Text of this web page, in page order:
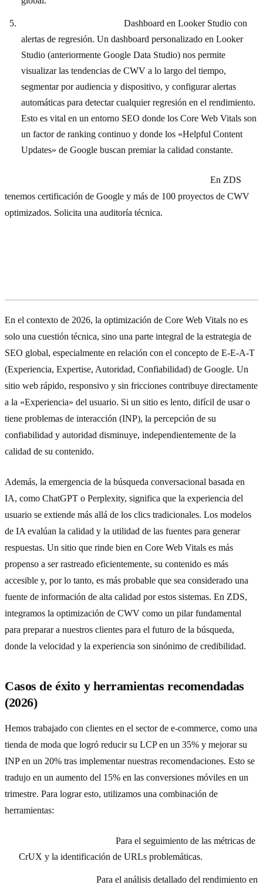
Dashboard en Looker Studio con
alertas de regresión. Un dashboard personalizado en Looker
Studio (anteriormente Google Data Studio) nos permite
visualizar las tendencias de CWV a lo largo del tiempo,
segmentar por audiencia y dispositivo, y configurar alertas
automáticas para detectar cualquier regresión en el rendimiento.
Esto es vital en un entorno SEO donde los Core Web Vitals son
un factor de ranking continuo y donde los «Helpful Content
Updates» de Google buscan premiar la calidad constante.
En ZDS
tenemos certificación de Google y más de 100 proyectos de CWV
optimizados. Solicita una auditoría técnica.
En el contexto de 2026, la optimización de Core Web Vitals no es
solo una cuestión técnica, sino una parte integral de la estrategia de
SEO global, especialmente en relación con el concepto de E-E-A-T
(Experiencia, Expertise, Autoridad, Confiabilidad) de Google. Un
sitio web rápido, responsivo y sin fricciones contribuye directamente
a la «Experiencia» del usuario. Si un sitio es lento, difícil de usar o
tiene problemas de interacción (INP), la percepción de su
confiabilidad y autoridad disminuye, independientemente de la
calidad de su contenido.
Además, la emergencia de la búsqueda conversacional basada en
IA, como ChatGPT o Perplexity, significa que la experiencia del
usuario se extiende más allá de los clics tradicionales. Los modelos
de IA evalúan la calidad y la utilidad de las fuentes para generar
respuestas. Un sitio que rinde bien en Core Web Vitals es más
propenso a ser rastreado eficientemente, su contenido es más
accesible y, por lo tanto, es más probable que sea considerado una
fuente de información de alta calidad por estos sistemas. En ZDS,
integramos la optimización de CWV como un pilar fundamental
para preparar a nuestros clientes para el futuro de la búsqueda,
donde la velocidad y la experiencia son sinónimo de credibilidad.
Casos de éxito y herramientas recomendadas
(2026)
Hemos trabajado con clientes en el sector de e-commerce, como una
tienda de moda que logró reducir su LCP en un 35% y mejorar su
INP en un 20% tras implementar nuestras recomendaciones. Esto se
tradujo en un aumento del 15% en las conversiones móviles en un
trimestre. Para lograr esto, utilizamos una combinación de
herramientas:
Para el seguimiento de las métricas de
CrUX y la identificación de URLs problemáticas.
Para el análisis detallado del rendimiento en